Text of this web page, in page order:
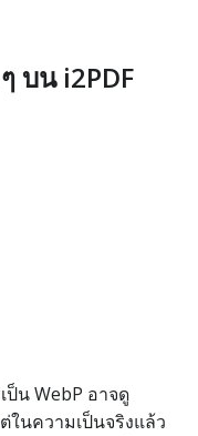
บน i2PDF
ป็น WebP อาจดู
ในความเป็นจริงแล้ว